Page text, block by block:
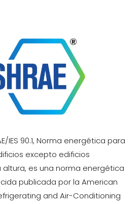
IES 90.1, Norma energética para
excepto edificios
es una norma energética
publicada por la American
and Air-Conditioning